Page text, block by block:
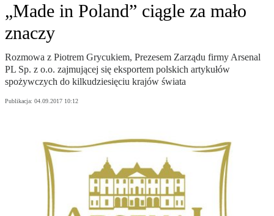
„Made in Poland” ciągle za mało
znaczy
Rozmowa z Piotrem Grycukiem, Prezesem Zarządu firmy Arsenal
PL Sp. z o.o. zajmującej się eksportem polskich artykułów
spożywczych do kilkudziesięciu krajów świata
Publikacja: 04.09.2017 10:12